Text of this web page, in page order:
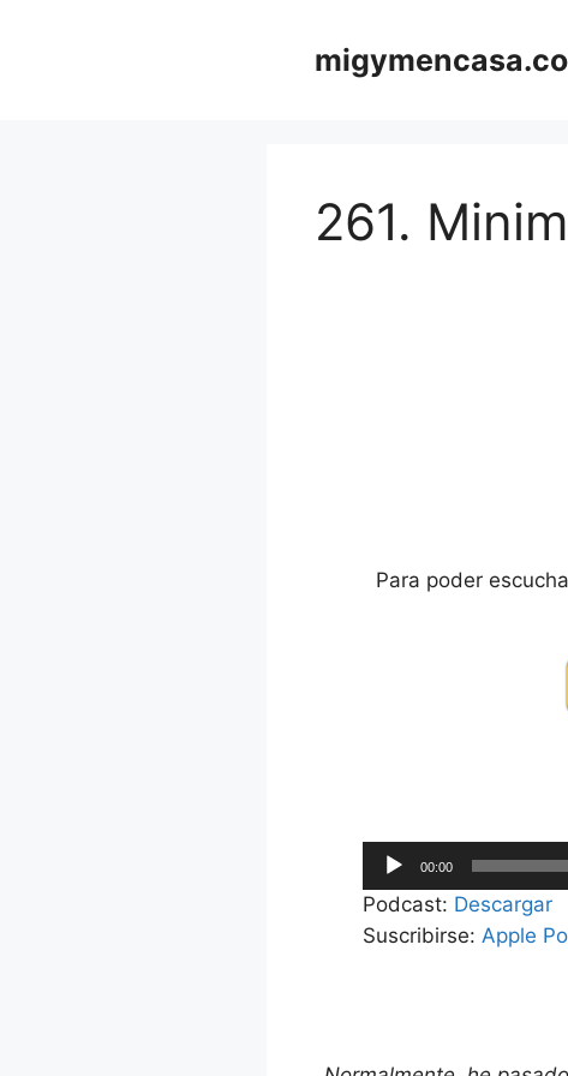
261.
Para poder
Reproductor
de
audio
00:00
Podcast: Descargar
Suscribirse: Apple